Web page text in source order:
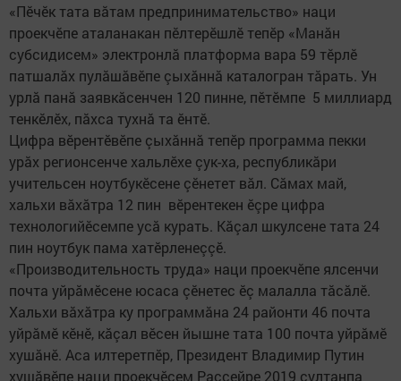
«Пӗчӗк тата вăтам предпринимательство» наци
проекчӗпе аталанакан пӗлтерӗшлӗ тепӗр «Манăн
субсидисем» электронлă платформа вара 59 тӗрлӗ
патшалăх пулăшăвӗпе çыхăннă каталогран тăрать. Ун
урлă панă заявкăсенчен 120 пинне, пӗтӗмпе 5 миллиард
тенкӗлӗх, пăхса тухнă та ӗнтӗ.
Цифра вӗрентӗвӗпе çыхăннă тепӗр программа пекки
урăх регионсенче хальлӗхе çук-ха, республикăри
учительсен ноутбукӗсене çӗнетет вăл. Сăмах май,
хальхи вăхăтра 12 пин вӗрентекен ӗçре цифра
технологийӗсемпе усă курать. Кăçал шкулсене тата 24
пин ноутбук пама хатӗрленеççӗ.
«Производительность труда» наци проекчӗпе ялсенчи
почта уйрăмӗсене юсаса çӗнетес ӗç малалла тăсăлӗ.
Хальхи вăхăтра ку программăна 24 районти 46 почта
уйрăмӗ кӗнӗ, кăçал вӗсен йышне тата 100 почта уйрăмӗ
хушăнӗ. Аса илтеретпӗр, Президент Владимир Путин
хушăвӗпе наци проекчӗсем Раççейре 2019 çултанпа